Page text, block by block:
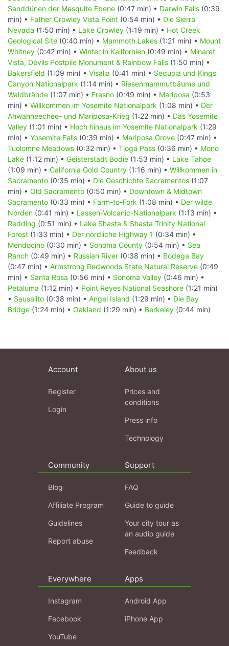
Sanddünen der Mesquite Ebene (0:47 min) • Darwin Falls (0:39
min) • Father Crowley Vista Point (0:54 min) • Die Sierra
Nevada (1:50 min) • Lake Crowley (1:19 min) • Hot Creek
Geological Site (0:40 min) • Mammoth Lakes (1:21 min) • Mount
Whitney (0:42 min) • Winter in Kalifornien (0:49 min) • Minaret
Vista, Devils Postpile Monument & Rainbow Falls (1:50 min) •
Bakersfield (1:09 min) • Visalia (0:41 min) • Sequoia und Kings
Canyon Nationalpark (1:14 min) • Riesenmammutbäume und
Waldbrände (1:07 min) • Fresno (0:49 min) • Mariposa (0:53
min) • Willkommen im Yosemite Nationalpark (1:08 min) • Der
Ahwahneechee- und Mariposa-Krieg (1:22 min) • Das Yosemite
Valley (1:01 min) • Hoch hinaus im Yosemite Nationalpark (1:29
min) • Yosemite Falls (0:39 min) • Mariposa Grove (0:47 min) •
Tuolomne Meadows (0:32 min) • Tioga Pass (0:36 min) • Mono
Lake (1:12 min) • Geisterstadt Bodie (1:53 min) • Lake Tahoe
(1:09 min) • California Gold Country (1:16 min) • Willkommen in
Sacramento (0:35 min) • Die Geschichte Sacramentos (1:07
min) • Old Sacramento (0:50 min) • Downtown & Midtown
Sacramento (0:33 min) • Farm-to-Fork (1:08 min) • Der wilde
Norden (0:41 min) • Lassen-Volcanic-Nationalpark (1:13 min) •
Redding (0:51 min) • Lake Shasta & Shasta Trinity National
Forest (1:33 min) • Der nördliche Highway 1 (0:34 min) •
Mendocino (0:30 min) • Sonoma County (0:54 min) • Sea
Ranch (0:49 min) • Russian River (0:38 min) • Bodega Bay
(0:47 min) • Armstrong Redwoods State Natural Reserve (0:49
min) • Santa Rosa (0:56 min) • Sonoma Valley (0:46 min) •
Petaluma (1:12 min) • Point Reyes National Seashore (1:21 min)
• Sausalito (0:38 min) • Angel Island (1:29 min) • Die Bay
Bridge (1:24 min) • Oakland (1:29 min) • Berkeley (0:44 min)
Account
Register
Login
About us
Prices and
conditions
Press info
Technology
Community
Blog
Affiliate Program
Guidelines
Report abuse
Support
FAQ
Guide to guide
Your city tour as
an audio guide
Feedback
Everywhere
Instagram
Facebook
YouTube
Apps
Android App
iPhone App